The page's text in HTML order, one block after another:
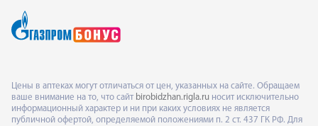
Цены в аптеках могут отличаться от цен, указанных на сайте. Обращаем
ваше внимание на то, что сайт birobidzhan.rigla.ru носит исключительно
информационный характер и ни при каких условиях не является
публичной офертой, определяемой положениями п. 2 ст. 437 ГК РФ. Для